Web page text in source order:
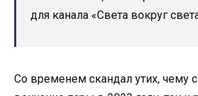
для канала «Света вокруг
Со временем скандал утих, чему